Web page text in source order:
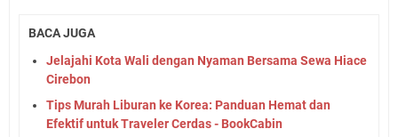
BACA JUGA
Jelajahi Kota Wali dengan Nyaman Bersama Sewa Hiace
Cirebon
Tips Murah Liburan ke Korea: Panduan Hemat dan
Efektif untuk Traveler Cerdas - BookCabin